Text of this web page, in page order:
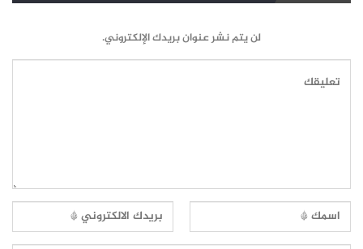
لن يتم نشر عنوان بريدك الإلكتروني.